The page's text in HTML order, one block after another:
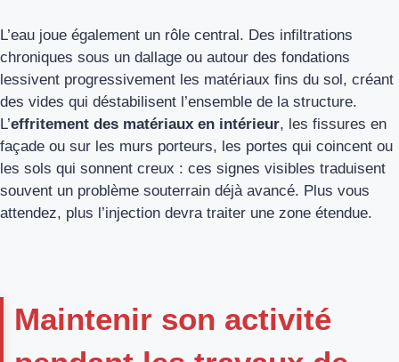
L’eau joue également un rôle central. Des infiltrations
chroniques sous un dallage ou autour des fondations
lessivent progressivement les matériaux fins du sol, créant
des vides qui déstabilisent l’ensemble de la structure.
L’effritement des matériaux en intérieur, les fissures en
façade ou sur les murs porteurs, les portes qui coincent ou
les sols qui sonnent creux : ces signes visibles traduisent
souvent un problème souterrain déjà avancé. Plus vous
attendez, plus l’injection devra traiter une zone étendue.
Maintenir son activité